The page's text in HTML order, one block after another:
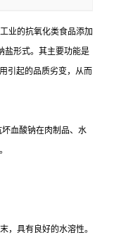
业的抗氧化类食品添加
盐形式。其主要功能是
引起的品质劣变，从而
血酸钠在肉制品、水
，具有良好的水溶性。